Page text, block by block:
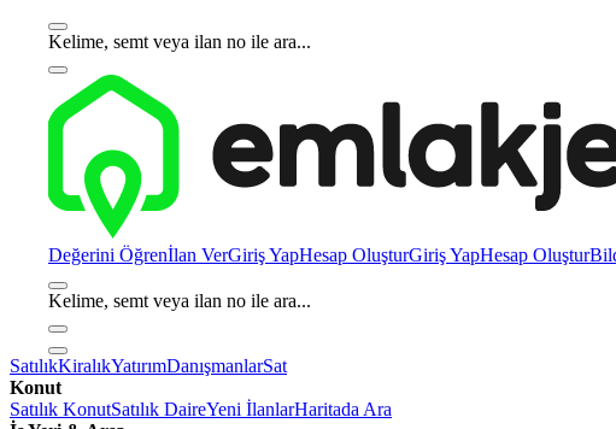
Kelime, semt veya ilan no ile ara...
Değerini Öğrenİlan VerGiriş YapHesap OluşturGiriş YapHesap Oluştur
Kelime, semt veya ilan no ile ara...
SatılıkKiralıkYatırımDanışmanlarSat
Konut
Satılık KonutSatılık DaireYeni İlanlarHaritada Ara